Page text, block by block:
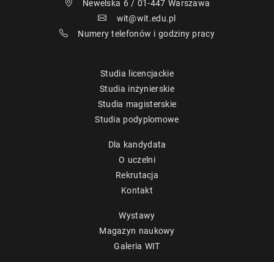
Newelska 6 / 01-447 Warszawa
wit@wit.edu.pl
Numery telefonów i godziny pracy
Studia licencjackie
Studia inżynierskie
Studia magisterskie
Studia podyplomowe
Dla kandydata
O uczelni
Rekrutacja
Kontakt
Wystawy
Magazyn naukowy
Galeria WIT